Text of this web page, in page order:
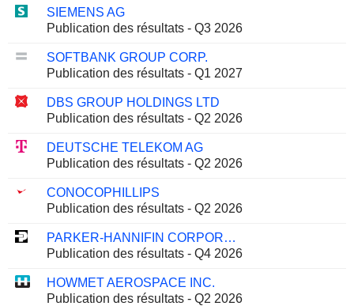
SIEMENS AG
Publication des résultats - Q3 2026
SOFTBANK GROUP CORP.
Publication des résultats - Q1 2027
DBS GROUP HOLDINGS LTD
Publication des résultats - Q2 2026
DEUTSCHE TELEKOM AG
Publication des résultats - Q2 2026
CONOCOPHILLIPS
Publication des résultats - Q2 2026
PARKER-HANNIFIN CORPORATION
Publication des résultats - Q4 2026
HOWMET AEROSPACE INC.
Publication des résultats - Q2 2026